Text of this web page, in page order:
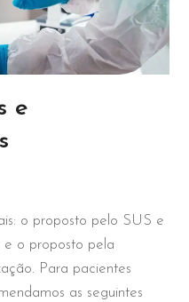
e
o proposto pelo SUS e
e o proposto pela
Para pacientes
as seguintes